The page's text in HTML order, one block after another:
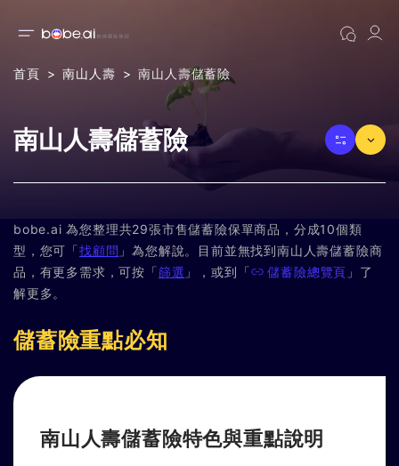
首頁 南山人壽 南山人壽儲蓄險
南山人壽儲蓄險
bobe.ai 為您整理共29張市售儲蓄險保單商品，分成10個類
型，您可「找顧問 」為您解說。目前並無找到南山人壽儲蓄險商
品，有更多需求，可按「篩選 」，或到「 儲蓄險總覽頁 」了
解更多。
儲蓄險重點必知
南山人壽儲蓄險特色與重點說明